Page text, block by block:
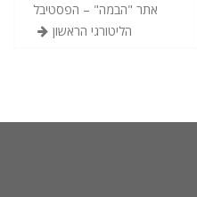
אתר "הבמה" – הפסטיבל
הליטורגי הראשון